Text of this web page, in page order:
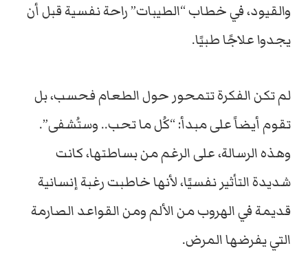
والقيود، في خطاب “الطيبات” راحة نفسية قبل أن
يجدوا علاجًا طبيًا.
لم تكن الفكرة تتمحور حول الطعام فحسب، بل
تقوم أيضاً على مبدأ: “كُل ما تحب.. وستُشفى”.
وهذه الرسالة، على الرغم من بساطتها، كانت
شديدة التأثير نفسيًا، لأنها خاطبت رغبة إنسانية
قديمة في الهروب من الألم ومن القواعد الصارمة
التي يفرضها المرض.